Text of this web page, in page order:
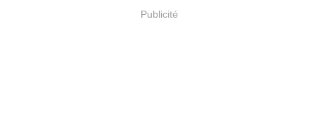
Publicité